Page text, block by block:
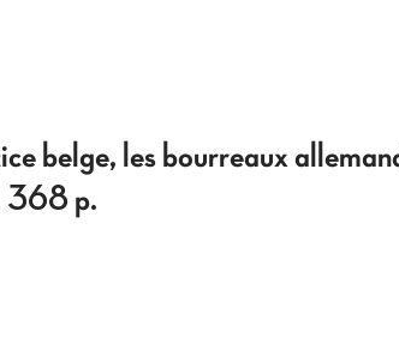
belge, les bourreaux
368 p.